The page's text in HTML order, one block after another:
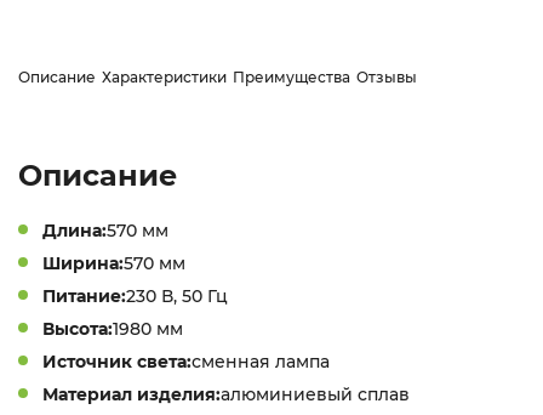
Описание Характеристики Преимущества Отзывы
Описание
Длина:570 мм
Ширина:570 мм
Питание:230 В, 50 Гц
Высота:1980 мм
Источник света:сменная лампа
Материал изделия:алюминиевый сплав